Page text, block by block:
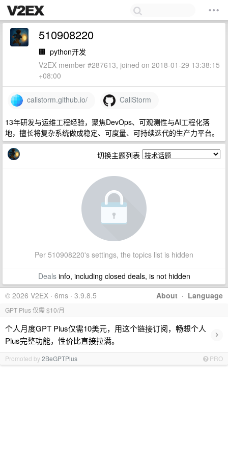
510908220
🏢 python开发
V2EX member #287613, joined on 2018-01-29 13:38:15
+08:00
callstorm.github.io/ CallStorm
13年研发与运维工程经验，聚焦DevOps、可观测性与AI工程化落
地，擅长将复杂系统做成稳定、可度量、可持续迭代的生产力平台。
切换主题列表
Per 510908220's settings, the topics list is hidden
Dealsinfo, including closed deals, is not hidden
About · Language
© 2026 V2EX · 6ms · 3.9.8.5
GPT Plus 仅需 $10/月
个人月度GPT Plus仅需10美元，用这个链接订阅，畅想个人
Plus完整功能，性价比直接拉满。
›
Promoted by2BeGPTPlus PRO